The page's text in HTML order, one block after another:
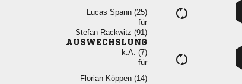
  
für
  
AUSWECHSLUNG
k.A. (7)
für
  